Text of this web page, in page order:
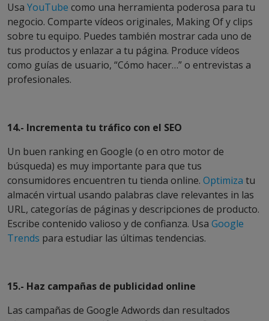
Usa YouTube como una herramienta poderosa para tu
negocio. Comparte vídeos originales, Making Of y clips
sobre tu equipo. Puedes también mostrar cada uno de
tus productos y enlazar a tu página. Produce vídeos
como guías de usuario, “Cómo hacer…” o entrevistas a
profesionales.
14.- Incrementa tu tráfico con el SEO
Un buen ranking en Google (o en otro motor de
búsqueda) es muy importante para que tus
consumidores encuentren tu tienda online. Optimiza tu
almacén virtual usando palabras clave relevantes in las
URL, categorías de páginas y descripciones de producto.
Escribe contenido valioso y de confianza. Usa Google
Trends para estudiar las últimas tendencias.
15.- Haz campañas de publicidad online
Las campañas de Google Adwords dan resultados